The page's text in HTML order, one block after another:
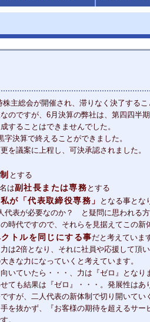
主総会が開催され、滞りなく決了するこ
のですが、6月決算の弊社は、第四四半
することはできませんでした。
決算で終えることができました。
を議案に上程し、可決承認されました。
とする
は副社長または専務 とする
私が「代表取締役専務」
となる事とな
代表が必要なのか？ と疑問に思われる
時代ですので、それらを見据えてこの新
トルを同じにする事だと考えていま
は2倍となり、それに社員や応援して頂
きな力になっていくと考えています。
いていたら・・・、力は『ゼロ』となり
ても結果は『ゼロ』・・・。発展性はあ
すが、二人代表の新体制で切り開いてい
を抜かず、『お客様の期待を超えるサー
。